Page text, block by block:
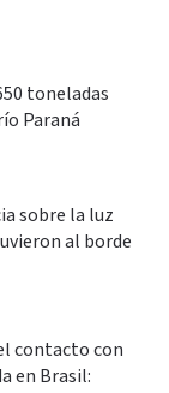
toneladas
Paraná
sobre la luz
al borde
contacto con
en Brasil: